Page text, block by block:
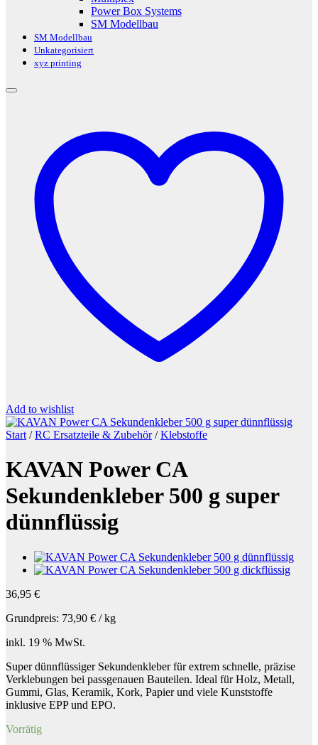
Power Box Systems
SM Modellbau
SM Modellbau
Unkategorisiert
xyz printing
Add to wishlist
Start / RC Ersatzteile & Zubehör / Klebstoffe
KAVAN Power CA
Sekundenkleber 500 g super
dünnflüssig
36,95 €
Grundpreis: 73,90 € /kg
inkl. 19 % MwSt.
Super dünnflüssiger Sekundenkleber für extrem schnelle, präzise
Verklebungen bei passgenauen Bauteilen. Ideal für Holz, Metall,
Gummi, Glas, Keramik, Kork, Papier und viele Kunststoffe
inklusive EPP und EPO.
Vorrätig